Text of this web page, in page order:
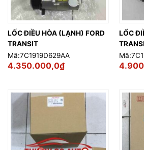
LỐC ĐIỀU HÒA (LẠNH) FORD
TRANSIT
Mã:7C1919D629AA
4.350.000,0₫
LỐC